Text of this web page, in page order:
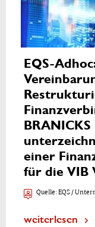
EQS-
einer
für die VIB
Quelle:EQS /
weiterlesen